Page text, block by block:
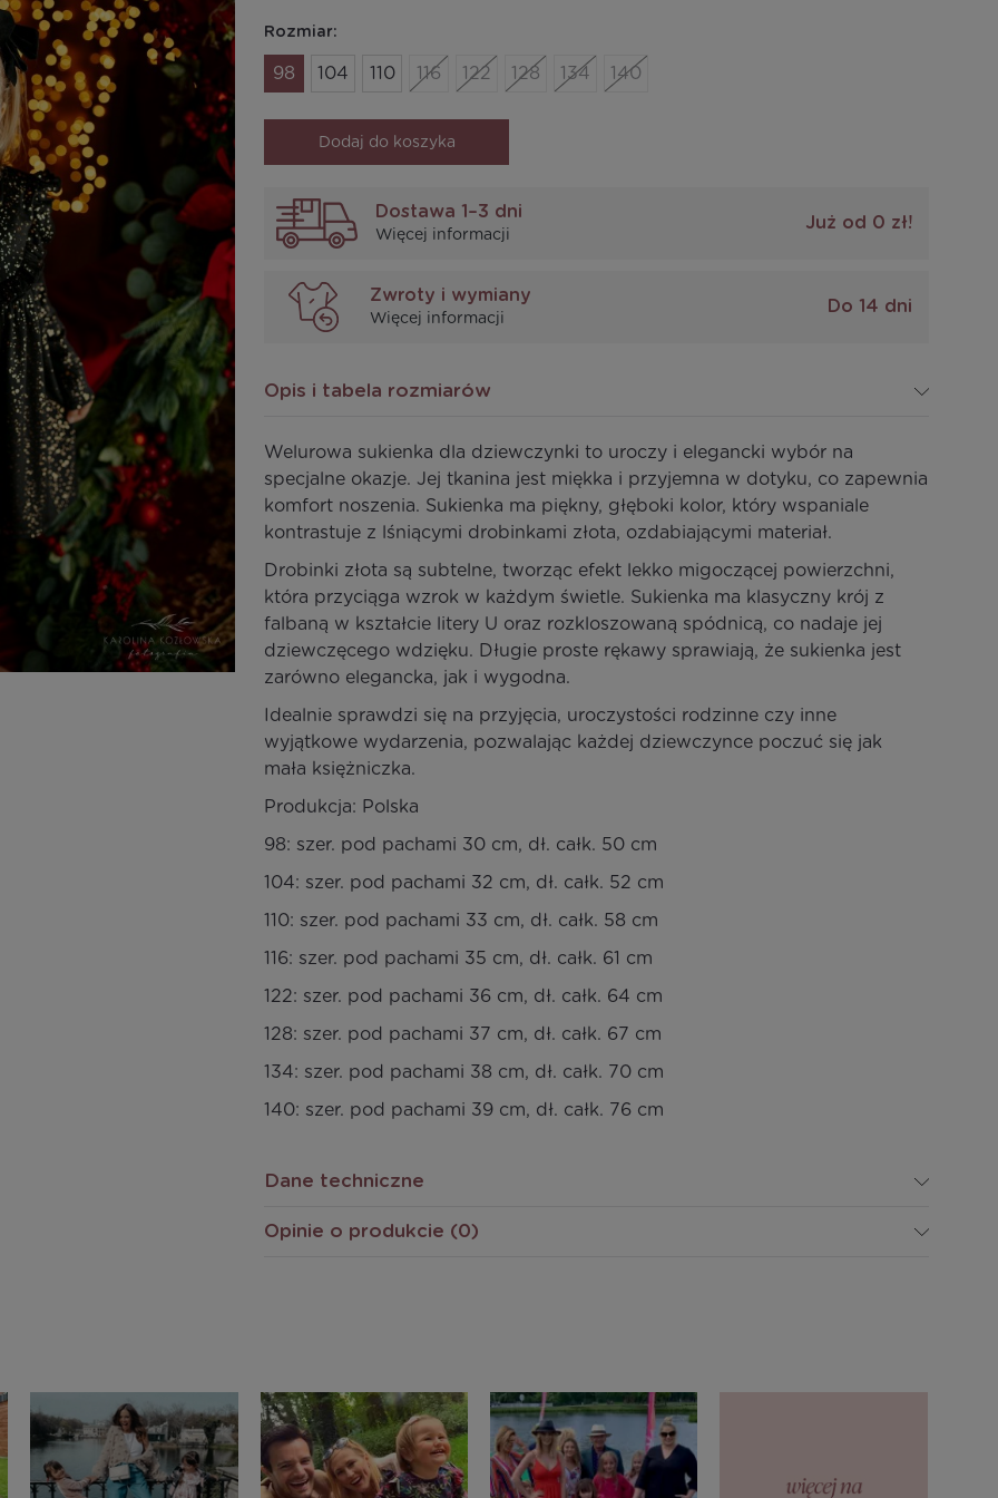
Rozmiar:
98 104 110 116 122 128 134 140
Dodaj do koszyka
Dostawa 1–3 dni
Więcej informacji
Już od 0 zł!
Zwroty i wymiany
Więcej informacji
Do 14 dni
Opis i tabela rozmiarów
Welurowa sukienka dla dziewczynki to uroczy i elegancki wybór na
specjalne okazje. Jej tkanina jest miękka i przyjemna w dotyku, co zapewnia
komfort noszenia. Sukienka ma piękny, głęboki kolor, który wspaniale
kontrastuje z lśniącymi drobinkami złota, ozdabiającymi materiał.
Drobinki złota są subtelne, tworząc efekt lekko migoczącej powierzchni,
która przyciąga wzrok w każdym świetle. Sukienka ma klasyczny krój z
falbaną w kształcie litery U oraz rozkloszowaną spódnicą, co nadaje jej
dziewczęcego wdzięku. Długie proste rękawy sprawiają, że sukienka jest
zarówno elegancka, jak i wygodna.
Idealnie sprawdzi się na przyjęcia, uroczystości rodzinne czy inne
wyjątkowe wydarzenia, pozwalając każdej dziewczynce poczuć się jak
mała księżniczka.
Produkcja: Polska
98: szer. pod pachami 30 cm, dł. całk. 50 cm
104: szer. pod pachami 32 cm, dł. całk. 52 cm
110: szer. pod pachami 33 cm, dł. całk. 58 cm
116: szer. pod pachami 35 cm, dł. całk. 61 cm
122: szer. pod pachami 36 cm, dł. całk. 64 cm
128: szer. pod pachami 37 cm, dł. całk. 67 cm
134: szer. pod pachami 38 cm, dł. całk. 70 cm
140: szer. pod pachami 39 cm, dł. całk. 76 cm
Dane techniczne
Opinie o produkcie (0)